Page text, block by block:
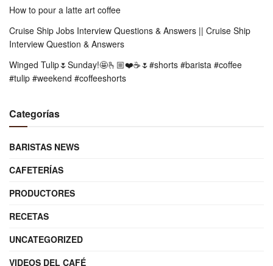
How to pour a latte art coffee
Cruise Ship Jobs Interview Questions & Answers || Cruise Ship
Interview Question & Answers
Winged Tulip🌷Sunday!🤩🫰🏼❤️☕️🌷#shorts #barista #coffee
#tulip #weekend #coffeeshorts
Categorías
BARISTAS NEWS
CAFETERÍAS
PRODUCTORES
RECETAS
UNCATEGORIZED
VIDEOS DEL CAFÉ